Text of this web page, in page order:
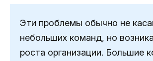
Эти проблемы обычно не
небольших команд, но
роста организации. Большие